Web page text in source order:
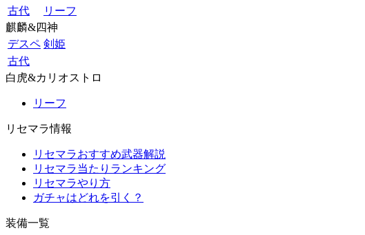
古代
リーフ
麒麟&四神
デスペ 剣姫
古代
白虎&カリオストロ
リーフ
リセマラ情報
リセマラおすすめ武器解説
リセマラ当たりランキング
リセマラやり方
ガチャはどれを引く？
装備一覧